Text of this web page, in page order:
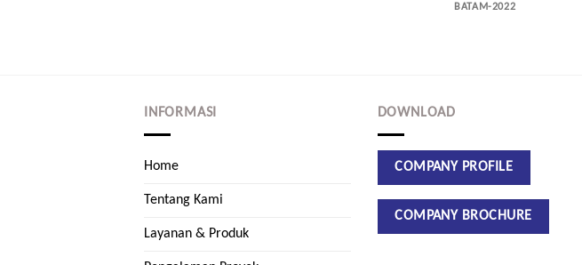
BATAM-2022
INFORMASI
Home
Tentang Kami
Layanan & Produk
DOWNLOAD